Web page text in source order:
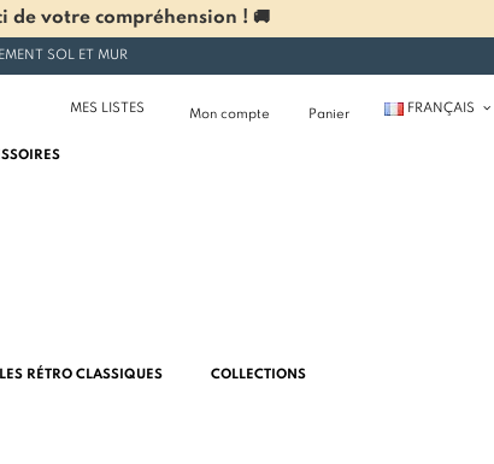
de votre compréhension ! 🚚
SOL ET MUR
MES LISTES Mon compte Panier FRANÇAIS
LES RÉTRO CLASSIQUES COLLECTIONS